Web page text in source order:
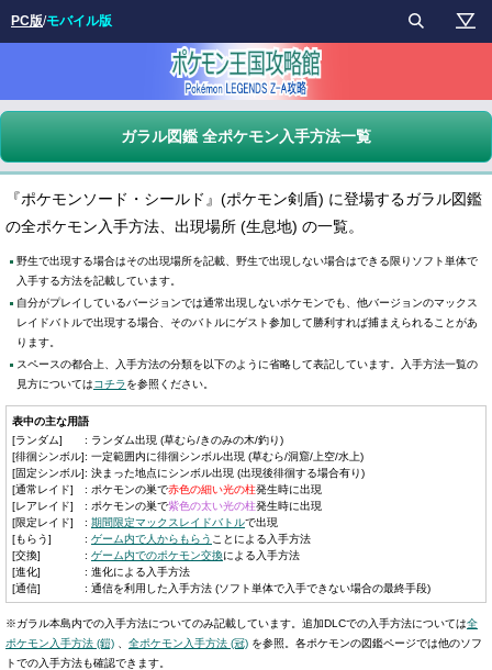
ガラル図鑑 全ポケモン入手方法一覧
『ポケモンソード・シールド』(ポケモン剣盾) に登場するガラル図鑑
の全ポケモン入手方法、出現場所 (生息地) の一覧。
野生で出現する場合はその出現場所を記載、野生で出現しない場合はできる限りソフト単体で
入手する方法を記載しています。
自分がプレイしているバージョンでは通常出現しないポケモンでも、他バージョンのマックス
レイドバトルで出現する場合、そのバトルにゲスト参加して勝利すれば捕まえられることがあ
ります。
スペースの都合上、入手方法の分類を以下のように省略して表記しています。入手方法一覧の
見方についてはコチラを参照ください。
表中の主な用語
[ランダム]
: ランダム出現 (草むら/きのみの木/釣り)
[徘徊シンボル]: 一定範囲内に徘徊シンボル出現 (草むら/洞窟/上空/水上)
[固定シンボル]: 決まった地点にシンボル出現 (出現後徘徊する場合有り)
[通常レイド]
: ポケモンの巣で赤色の細い光の柱発生時に出現
[レアレイド]
: ポケモンの巣で紫色の太い光の柱発生時に出現
[限定レイド]
: 期間限定マックスレイドバトルで出現
[もらう]
: ゲーム内で人からもらう ことによる入手方法
[交換]
: ゲーム内でのポケモン交換による入手方法
[進化]
: 進化による入手方法
[通信]
: 通信を利用した入手方法 (ソフト単体で入手できない場合の最終手段)
※ガラル本島内での入手方法についてのみ記載しています。追加DLCでの入手方法については全
ポケモン入手方法 (鎧)
全ポケモン入手方法 (冠) を参照。各ポケモンの図鑑ページでは他のソフ
トでの入手方法も確認できます。
PC版/モバイル版